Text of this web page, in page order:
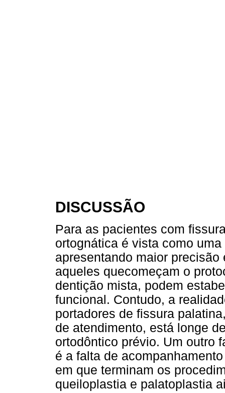
DISCUSSÃO
Para as pacientes com
ortognática é vista como
apresentando maior
aqueles quecomeçam o
dentição mista, podem
funcional. Contudo, a
portadores de fissura
de atendimento, está longe
ortodôntico prévio. Um outro
é a falta de
em que terminam os
queiloplastia e palatoplastia